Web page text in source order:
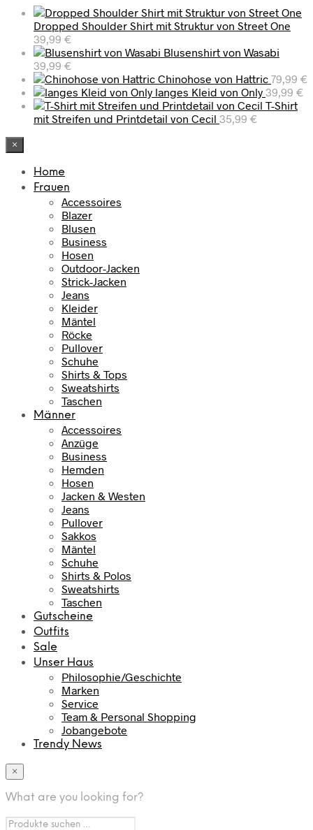
Dropped Shoulder Shirt mit Struktur von Street One
39,99 €
Blusenshirt von Wasabi
39,99 €
Chinohose von Hattric 79,99 €
langes Kleid von Only 39,99 €
T-Shirt
mit Streifen und Printdetail von Cecil 35,99 €
×
Home
Frauen
Accessoires
Blazer
Blusen
Business
Hosen
Outdoor-Jacken
Strick-Jacken
Jeans
Kleider
Mäntel
Röcke
Pullover
Schuhe
Shirts & Tops
Sweatshirts
Taschen
Männer
Accessoires
Anzüge
Business
Hemden
Hosen
Jacken & Westen
Jeans
Pullover
Sakkos
Mäntel
Schuhe
Shirts & Polos
Sweatshirts
Taschen
Gutscheine
Outfits
Sale
Unser Haus
Philosophie/Geschichte
Marken
Service
Team & Personal Shopping
Jobangebote
Trendy News
×
What are you looking for?